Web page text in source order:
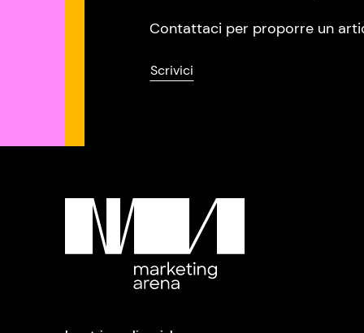
Contattaci per proporre un
Scrivici